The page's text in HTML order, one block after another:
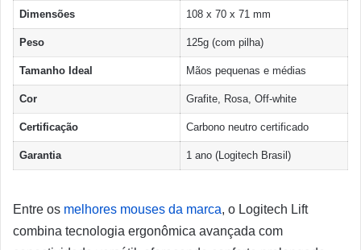
Dimensões 108 x 70 x 71 mm
Peso 125g (com pilha)
Tamanho Ideal Mãos pequenas e médias
Cor Grafite, Rosa, Off-white
Certificação Carbono neutro certificado
Garantia 1 ano (Logitech Brasil)
Entre os melhores mouses da marca, o Logitech Lift
combina tecnologia ergonômica avançada com